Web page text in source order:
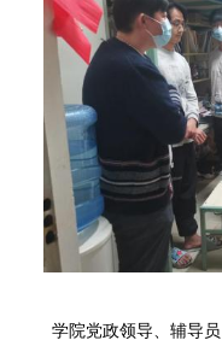
学院党政领导、辅导